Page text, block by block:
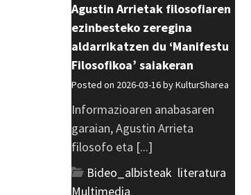
Agustin Arrietak filosofiaren
ezinbesteko zeregina
aldarrikatzen du ‘Manifestu
Filosofikoa’ saiakeran
Posted on 2026-03-16 byKulturSharea
Informazioaren anabasaren
garaian, Agustin Arrieta
filosofo eta [...]
Bideo_albisteak literatura
Multimedia